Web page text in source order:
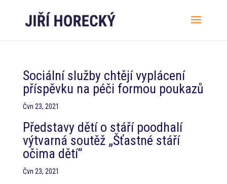
Sociální služby chtějí vyplácení
příspěvku na péči formou poukazů
Čvn 23, 2021
Představy dětí o stáří poodhalí
výtvarná soutěž „Šťastné stáří
očima dětí“
Čvn 23, 2021